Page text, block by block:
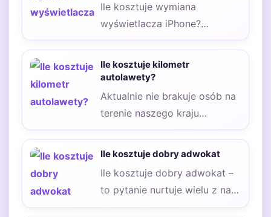
Ile kosztuje wymiana
wyświetlacza iPhone?
Obecnie każdy z nas ma swój
smartfon. Niektóre osoby
nawet…
Ile kosztuje kilometr
autolawety?
Aktualnie nie brakuje osób na
terenie naszego kraju
zastanawiających się, jak
droga jest auto laweta……
Ile kosztuje dobry adwokat
Ile kosztuje dobry adwokat –
to pytanie nurtuje wielu z nas,
zwłaszcza gdy stoimy przed…